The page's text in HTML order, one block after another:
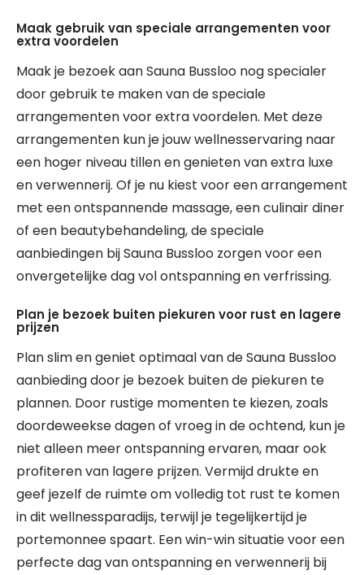
Maak gebruik van speciale arrangementen voor
extra voordelen
Maak je bezoek aan Sauna Bussloo nog specialer
door gebruik te maken van de speciale
arrangementen voor extra voordelen. Met deze
arrangementen kun je jouw wellnesservaring naar
een hoger niveau tillen en genieten van extra luxe
en verwennerij. Of je nu kiest voor een arrangement
met een ontspannende massage, een culinair diner
of een beautybehandeling, de speciale
aanbiedingen bij Sauna Bussloo zorgen voor een
onvergetelijke dag vol ontspanning en verfrissing.
Plan je bezoek buiten piekuren voor rust en lagere
prijzen
Plan slim en geniet optimaal van de Sauna Bussloo
aanbieding door je bezoek buiten de piekuren te
plannen. Door rustige momenten te kiezen, zoals
doordeweekse dagen of vroeg in de ochtend, kun je
niet alleen meer ontspanning ervaren, maar ook
profiteren van lagere prijzen. Vermijd drukte en
geef jezelf de ruimte om volledig tot rust te komen
in dit wellnessparadijs, terwijl je tegelijkertijd je
portemonnee spaart. Een win-win situatie voor een
perfecte dag van ontspanning en verwennerij bij